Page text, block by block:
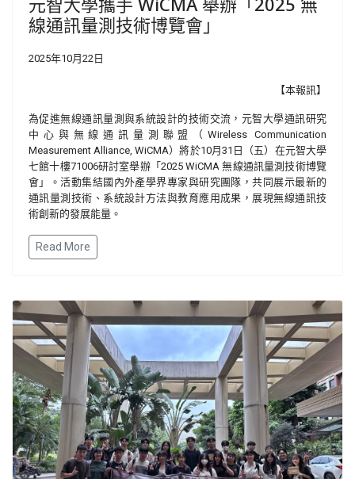
線通訊量測技術博覽會」
2025年10月22日
【本報訊】
為促進無線通訊量測與系統設計的技術交流，元智大學通訊研究
中心與無線通訊量測聯盟（Wireless Communication
Measurement Alliance, WiCMA）將於10月31日（五）在元智大學
七館十樓71006研討室舉辦「2025 WiCMA 無線通訊量測技術博覽
會」。活動集結國內外產學界專家與研究團隊，共同展示最新的
通訊量測技術、系統設計方法與教育應用成果，展現無線通訊技
術創新的發展能量。
Read More